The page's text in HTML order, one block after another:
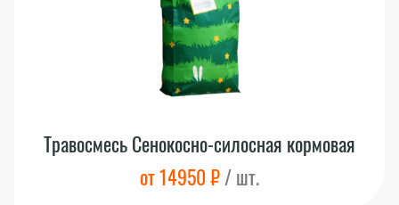
Травосмесь Сенокосно-силосная кормовая
от 14950 ₽/ шт.